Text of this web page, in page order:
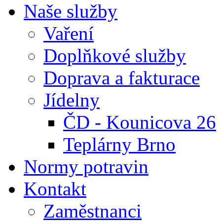
Naše služby
Vaření
Doplňkové služby
Doprava a fakturace
Jídelny
ČD - Kounicova 26
Teplárny Brno
Normy potravin
Kontakt
Zaměstnanci